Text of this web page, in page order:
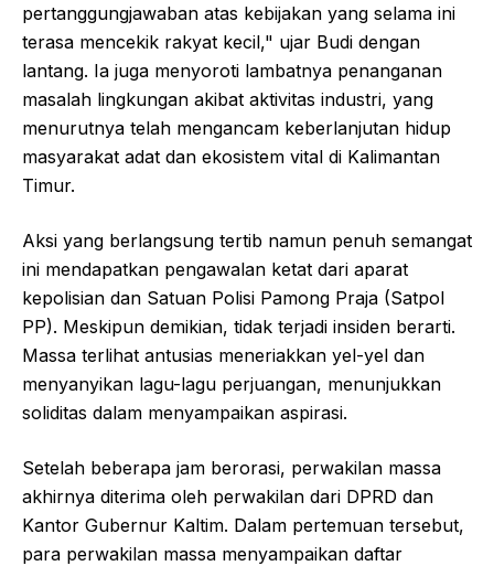
pertanggungjawaban atas kebijakan yang selama ini
terasa mencekik rakyat kecil," ujar Budi dengan
lantang. Ia juga menyoroti lambatnya penanganan
masalah lingkungan akibat aktivitas industri, yang
menurutnya telah mengancam keberlanjutan hidup
masyarakat adat dan ekosistem vital di Kalimantan
Timur.
Aksi yang berlangsung tertib namun penuh semangat
ini mendapatkan pengawalan ketat dari aparat
kepolisian dan Satuan Polisi Pamong Praja (Satpol
PP). Meskipun demikian, tidak terjadi insiden berarti.
Massa terlihat antusias meneriakkan yel-yel dan
menyanyikan lagu-lagu perjuangan, menunjukkan
soliditas dalam menyampaikan aspirasi.
Setelah beberapa jam berorasi, perwakilan massa
akhirnya diterima oleh perwakilan dari DPRD dan
Kantor Gubernur Kaltim. Dalam pertemuan tersebut,
para perwakilan massa menyampaikan daftar